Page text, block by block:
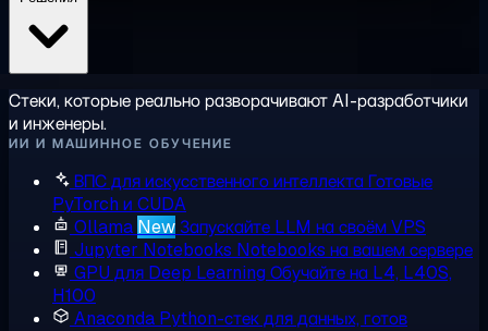
Стеки, которые реально разворачивают AI-разработчики
и инженеры.
ИИ И МАШИННОЕ ОБУЧЕНИЕ
ВПС для искусственного интеллектаГотовые
PyTorch и CUDA
Ollama NewЗапускайте LLM на своём VPS
Jupyter Notebooks Notebooks на вашем сервере
GPU для Deep Learning Обучайте на L4, L40S,
H100
Anaconda Python-стек для данных, готов